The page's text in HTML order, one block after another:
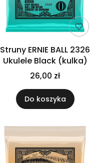
Struny ERNIE BALL 2326
Ukulele Black (kulka)
26,00 zł
Do koszyka